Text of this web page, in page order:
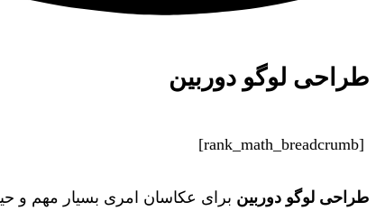
طراحی لوگو دوربین
[rank_math_breadcrumb]
طراحی لوگو دوربین برای عکاسان امری بسیار مهم و